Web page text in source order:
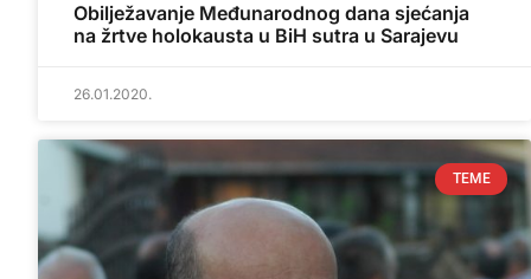
Obilježavanje Međunarodnog dana sjećanja
na žrtve holokausta u BiH sutra u Sarajevu
26.01.2020.
TEME